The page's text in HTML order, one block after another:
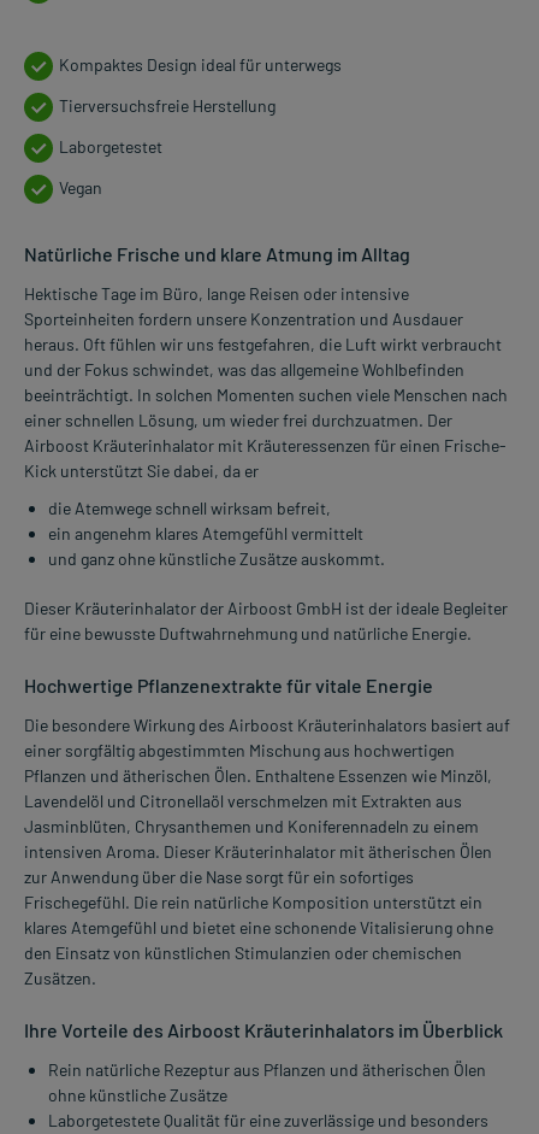
Kompaktes Design ideal für unterwegs
Tierversuchsfreie Herstellung
Laborgetestet
Vegan
Natürliche Frische und klare Atmung im Alltag
Hektische Tage im Büro, lange Reisen oder intensive
Sporteinheiten fordern unsere Konzentration und Ausdauer
heraus. Oft fühlen wir uns festgefahren, die Luft wirkt verbraucht
und der Fokus schwindet, was das allgemeine Wohlbefinden
beeinträchtigt. In solchen Momenten suchen viele Menschen nach
einer schnellen Lösung, um wieder frei durchzuatmen. Der
Airboost Kräuterinhalator mit Kräuteressenzen für einen Frische-
Kick unterstützt Sie dabei, da er
die Atemwege schnell wirksam befreit,
ein angenehm klares Atemgefühl vermittelt
und ganz ohne künstliche Zusätze auskommt.
Dieser Kräuterinhalator der Airboost GmbH ist der ideale Begleiter
für eine bewusste Duftwahrnehmung und natürliche Energie.
Hochwertige Pflanzenextrakte für vitale Energie
Die besondere Wirkung des Airboost Kräuterinhalators basiert auf
einer sorgfältig abgestimmten Mischung aus hochwertigen
Pflanzen und ätherischen Ölen. Enthaltene Essenzen wie Minzöl,
Lavendelöl und Citronellaöl verschmelzen mit Extrakten aus
Jasminblüten, Chrysanthemen und Koniferennadeln zu einem
intensiven Aroma. Dieser Kräuterinhalator mit ätherischen Ölen
zur Anwendung über die Nase sorgt für ein sofortiges
Frischegefühl. Die rein natürliche Komposition unterstützt ein
klares Atemgefühl und bietet eine schonende Vitalisierung ohne
den Einsatz von künstlichen Stimulanzien oder chemischen
Zusätzen.
Ihre Vorteile des Airboost Kräuterinhalators im Überblick
Rein natürliche Rezeptur aus Pflanzen und ätherischen Ölen
ohne künstliche Zusätze
Laborgetestete Qualität für eine zuverlässige und besonders